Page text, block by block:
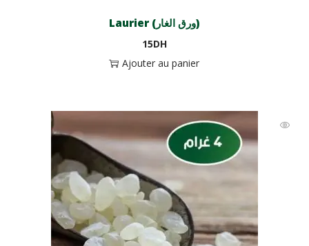
Laurier (ورق الغار)
15DH
Ajouter au panier